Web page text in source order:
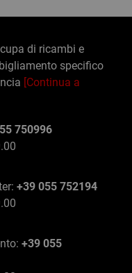
di ricambi e
specifico
[Continua a
750996
+39 055 752194
+39 055